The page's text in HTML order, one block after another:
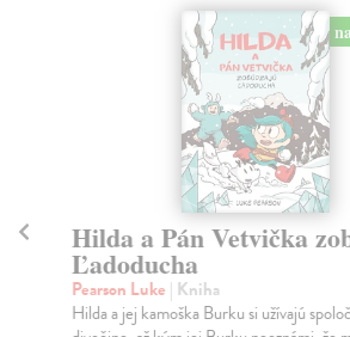
Hilda a Pán Vetvička
Ľadoducha
Pearson Luke | Kniha
Hilda a jej kamoška Burku si užívajú